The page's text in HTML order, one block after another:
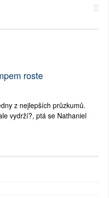
roste
z nejlepších průzkumů.
vydrží?, ptá se Nathaniel